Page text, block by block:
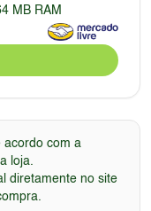
MB RAM
acordo com a
loja.
diretamente no site